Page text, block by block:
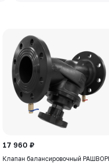
17 960 ₽
Клапан балансировочный